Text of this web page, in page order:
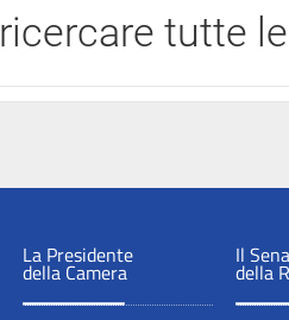
tutte
La Presidente
della Camera
Il
della